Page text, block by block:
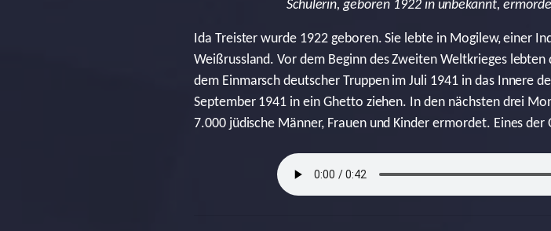
Schülerin, geboren 1922 in unbekannt,
Ida Treister wurde 1922 geboren. Sie lebte in Mogilew, einer
Weißrussland. Vor dem Beginn des Zweiten Weltkrieges
dem Einmarsch deutscher Truppen im Juli 1941 in das Innere
September 1941 in ein Ghetto ziehen. In den nächsten drei
7.000 jüdische Männer, Frauen und Kinder ermordet. Eines der